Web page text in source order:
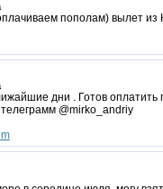
пополам) вылет из
дни . Готов оплатить
@mirko_andriy